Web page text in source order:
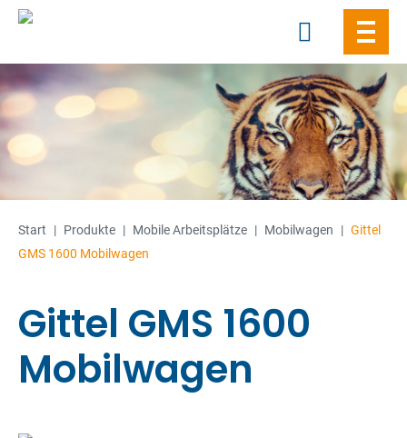
to
content
Start | Produkte | Mobile Arbeitsplätze | Mobilwagen | Gittel
GMS 1600 Mobilwagen
Gittel GMS 1600
Mobilwagen